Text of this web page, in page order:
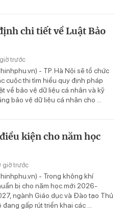
chi tiết về Luật Bảo
trước
- TP. Hà Nội sẽ tổ chức
cuộc thi tìm hiểu quy định pháp
về bảo vệ dữ liệu cá nhân và kỹ
bảo vệ dữ liệu cá nhân cho ...
kiện cho năm học
giờ trước
- Trong không khí
bị cho năm học mới 2026-
ngành Giáo dục và Đào tạo Thủ
đang gấp rút triển khai các ...